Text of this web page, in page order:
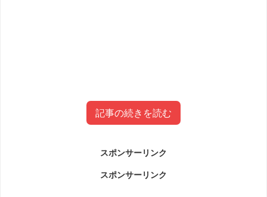
記事の続きを読む
ストハウスとは？
スポンサーリンク
スポンサーリンク